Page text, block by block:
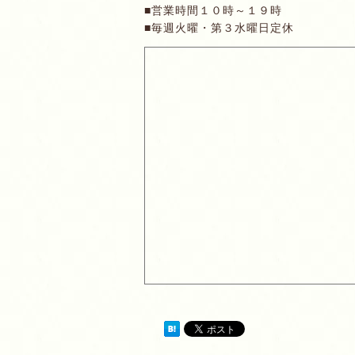
■営業時間１０時～１９時
■毎週火曜・第３水曜日定休